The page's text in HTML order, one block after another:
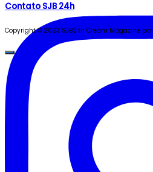
Contato SJB 24h
Copyright © 2023 SJB24h Cream Magazine por